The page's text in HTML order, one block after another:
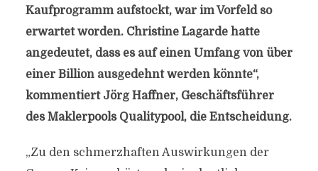
Kaufprogramm aufstockt, war im Vorfeld so
erwartet worden. Christine Lagarde hatte
angedeutet, dass es auf einen Umfang von über
einer Billion ausgedehnt werden könnte“,
kommentiert Jörg Haffner, Geschäftsführer
des Maklerpools Qualitypool, die Entscheidung.
„Zu den schmerzhaften Auswirkungen der